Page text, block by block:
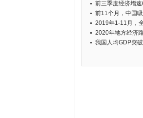
元人民币，比去
前三季度经济增
以上的经济体中
前11个月，中国
个，增长15.5%
2019年1-11月，
币，同比增长
2020年地方经济
我国人均GDP突